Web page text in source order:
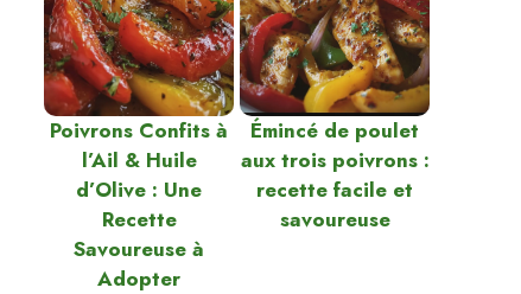
Poivrons Confits à
l’Ail & Huile
d’Olive : Une
Recette
Savoureuse à
Adopter
Émincé de poulet
aux trois poivrons :
recette facile et
savoureuse